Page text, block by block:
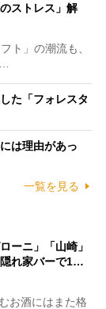
ストレス」解
ト」の潮流も、
た「フォレスタ
は理由があっ
一覧を見る
ーニ」「山崎」
隠れ家バーで1…
お酒にはまた格